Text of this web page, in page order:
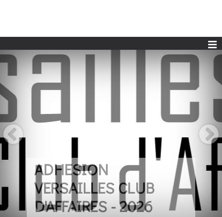
ADHESION
VERSAILLES CLUB
D'AFFAIRES - 2026